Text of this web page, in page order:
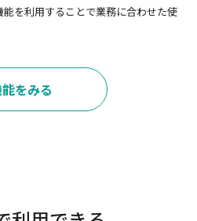
を利用することで業務に合わせた使
をみる